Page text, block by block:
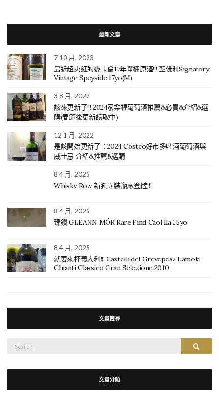
最新文章
7 10 月, 2023
最近超火紅的麥卡倫17年單桶原酒!!! 聖佛利Signatory
Vintage Speyside 17yo(M)
3 8 月, 2022
該來更新了!!! 2024家樂福葡萄酒推薦&必買&介紹&選
購(春節後更新讀取中)
12 1 月, 2022
是該開始更新了：2024 Costco好市多啤酒葡萄酒與
威士忌 介紹&推薦&選購
8 4 月, 2025
Whisky Row 新獨立裝瓶廠登陸!!!
8 4 月, 2025
臻鑽 GLEANN MÓR Rare Find Caol Ila 35yo
8 4 月, 2025
就要來杯義大利!!! Castelli del Grevepesa Lamole
Chianti Classico Gran Selezione 2010
文章搜尋
搜尋
文章分類